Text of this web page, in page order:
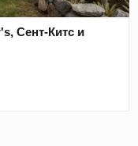
Сент-Китс и